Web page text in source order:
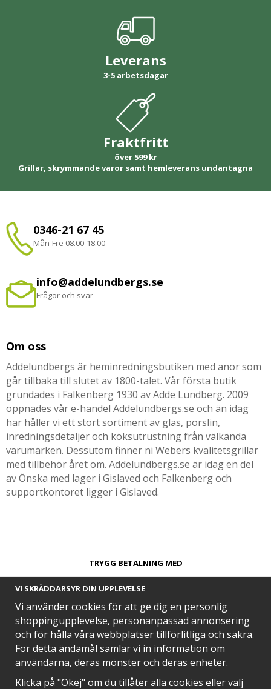
Leverans
3-5 arbetsdagar
Fraktfritt
över 599 kr
Grillar, skrymmande varor samt hemleverans undantagna
0346-21 67 45
Mån-Fre 08.00-18.00
info@addelundbergs.se
Frågor och svar
Om oss
Addelundbergs är heminredningsbutiken med anor som
går tillbaka till slutet av 1800-talet. Vår första butik
grundades i Falkenberg 1930 av Adde Lundberg. 2009
öppnades vår e-handel Addelundbergs.se och än idag
har håller vi ett stort sortiment av glas, porslin,
inredningsdetaljer och köksutrustning från välkända
varumärken. Dessutom finner ni Webers kvalitetsgrillar
med tillbehör året om. Addelundbergs.se är idag en del
av Önska med lager i Gislaved och Falkenberg och
supportkontoret ligger i Gislaved.
TRYGG BETALNING MED​
SNABB LEVERANS MED
VI SKRÄDDARSYR DIN UPPLEVELSE
Vi använder cookies för att ge dig en personlig
shoppingupplevelse, personanpassad annonsering
och för hålla våra webbplatser tillförlitliga och säkra.
För detta ändamål samlar vi in information om
användarna, deras mönster och deras enheter.
Klicka på "Okej" om du tillåter alla cookies eller välj